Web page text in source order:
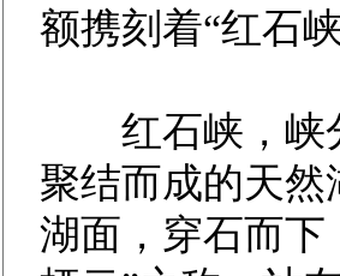
额携刻着“红石峡
红石峡，峡分
聚结而成的天
湖面，穿石而下